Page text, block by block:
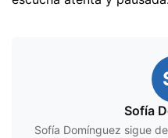
Sofía
Sofía Domínguez sigue